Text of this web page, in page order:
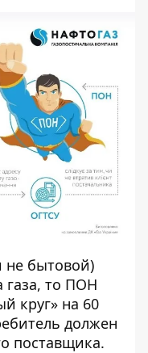
не бытовой)
газа, то ПОН
круг» на 60
должен
поставщика.